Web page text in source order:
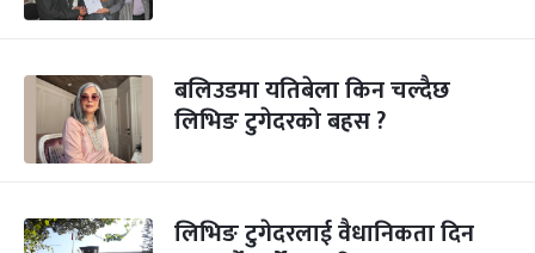
बलिउडमा यतिबेला किन चल्दैछ
लिभिङ टुगेदरको बहस ?
लिभिङ टुगेदरलाई वैधानिकता दिन